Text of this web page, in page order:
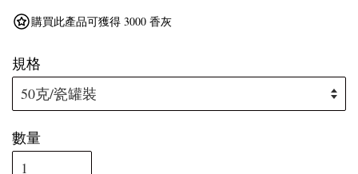
購買此產品可獲得 3000 香灰
規格
數量